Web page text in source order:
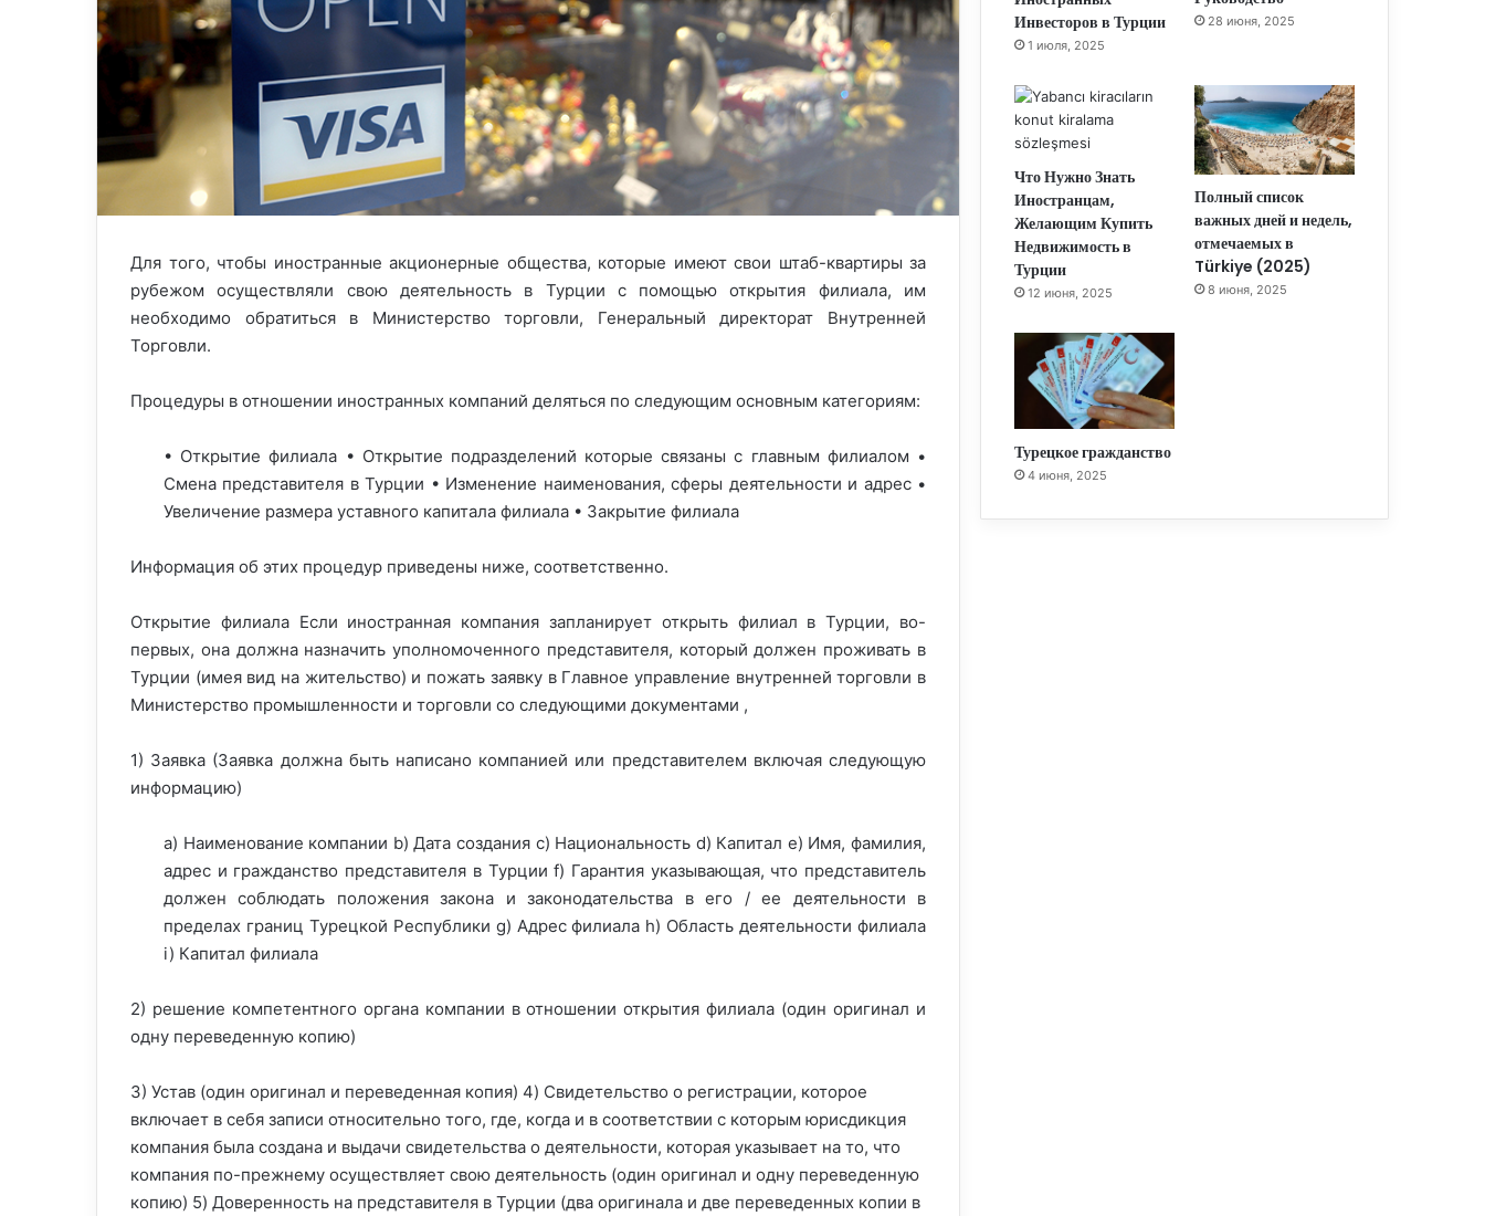
Для того, чтобы иностранные акционерные общества, которые имеют свои штаб-квартиры за
рубежом осуществляли свою деятельность в Турции с помощью открытия филиала, им
необходимо обратиться в Министерство торговли, Генеральный директорат Внутренней
Торговли.
Процедуры в отношении иностранных компаний деляться по следующим основным категориям:
• Открытие филиала • Открытие подразделений которые связаны с главным филиалом •
Смена представителя в Турции • Изменение наименования, сферы деятельности и адрес •
Увеличение размера уставного капитала филиала • Закрытие филиала
Информация об этих процедур приведены ниже, соответственно.
Открытие филиала Если иностранная компания запланирует открыть филиал в Турции, во-
первых, она должна назначить уполномоченного представителя, который должен проживать в
Турции (имея вид на жительство) и пожать заявку в Главное управление внутренней торговли в
Министерство промышленности и торговли со следующими документами ,
1) Заявка (Заявка должна быть написано компанией или представителем включая следующую
информацию)
a) Наименование компании b) Дата создания c) Национальность d) Капитал e) Имя, фамилия,
адрес и гражданство представителя в Турции f) Гарантия указывающая, что представитель
должен соблюдать положения закона и законодательства в его / ее деятельности в
пределах границ Турецкой Республики g) Адрес филиала h) Область деятельности филиала
i) Капитал филиала
2) решение компетентного органа компании в отношении открытия филиала (один оригинал и
одну переведенную копию)
3) Устав (один оригинал и переведенная копия) 4) Свидетельство о регистрации, которое
включает в себя записи относительно того, где, когда и в соответствии с которым юрисдикция
компания была создана и выдачи свидетельства о деятельности, которая указывает на то, что
компания по-прежнему осуществляет свою деятельность (один оригинал и одну переведенную
копию) 5) Доверенность на представителя в Турции (два оригинала и две переведенных копии в
Инвесторов в Турции
1 июля, 2025
28 июня, 2025
Что Нужно Знать
Иностранцам,
Желающим Купить
Недвижимость в
Турции
12 июня, 2025
Полный список
важных дней и недель,
отмечаемых в
Türkiye (2025)
8 июня, 2025
Турецкое гражданство
4 июня, 2025